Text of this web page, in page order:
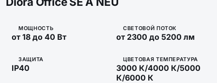
МОЩНОСТЬ
от 18 до 40 Вт
СВЕТОВОЙ ПОТОК
от 2300 до 5200 лм
ЗАЩИТА
IP40
ЦВЕТОВАЯ ТЕМПЕРАТУРА
3000 К/4000 К/5000
К/6000 К